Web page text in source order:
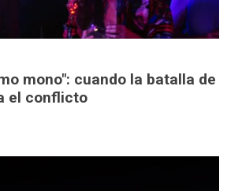
mono": cuando la batalla de
el conflicto